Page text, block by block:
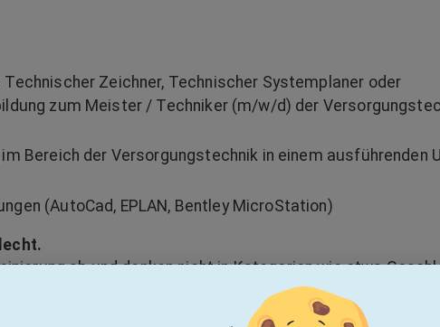
Zeichner, Technischer Systemplaner oder
zum Meister / Techniker (m/w/d) der
Bereich der Versorgungstechnik in einem ausführenden
(AutoCad, EPLAN, Bentley MicroStation)
ab und denken nicht in Kategorien wie etwa
Alter oder sexuelle Identität.